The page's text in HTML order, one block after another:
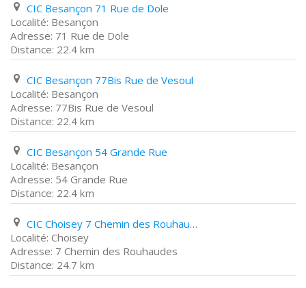
CIC Besançon 71 Rue de Dole
Besançon
71 Rue de Dole
22.4 km
CIC Besançon 77Bis Rue de Vesoul
Besançon
77Bis Rue de Vesoul
22.4 km
CIC Besançon 54 Grande Rue
Besançon
54 Grande Rue
22.4 km
CIC Choisey 7 Chemin des Rouhaudes
Choisey
7 Chemin des Rouhaudes
24.7 km